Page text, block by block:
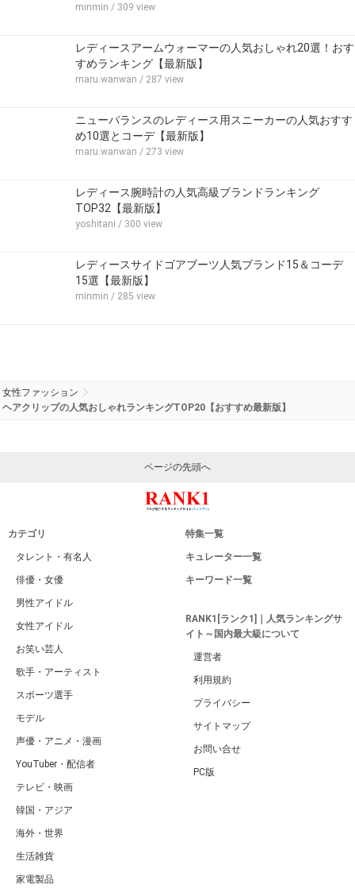
minmin / 309 view
レディースアームウォーマーの人気おしゃれ20選！おす
すめランキング【最新版】
maru.wanwan / 287 view
ニューバランスのレディース用スニーカーの人気おすす
め10選とコーデ【最新版】
maru.wanwan / 273 view
レディース腕時計の人気高級ブランドランキング
TOP32【最新版】
yoshitani / 300 view
レディースサイドゴアブーツ人気ブランド15＆コーデ
15選【最新版】
minmin / 285 view
女性ファッション
ヘアクリップの人気おしゃれランキングTOP20【おすすめ最新版】
ページの先頭へ
カテゴリ
タレント・有名人
俳優・女優
男性アイドル
女性アイドル
お笑い芸人
歌手・アーティスト
スポーツ選手
モデル
声優・アニメ・漫画
YouTuber・配信者
テレビ・映画
韓国・アジア
海外・世界
生活雑貨
家電製品
特集一覧
キュレーター一覧
キーワード一覧
RANK1[ランク1]｜人気ランキングサ
イト～国内最大級について
運営者
利用規約
プライバシー
サイトマップ
お問い合せ
PC版